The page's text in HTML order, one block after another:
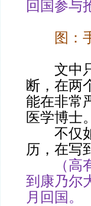
回国参
图：
文中只
断，在两
能在非常
医学博士。
不仅如
历，在写
（
到康乃尔
月回国。